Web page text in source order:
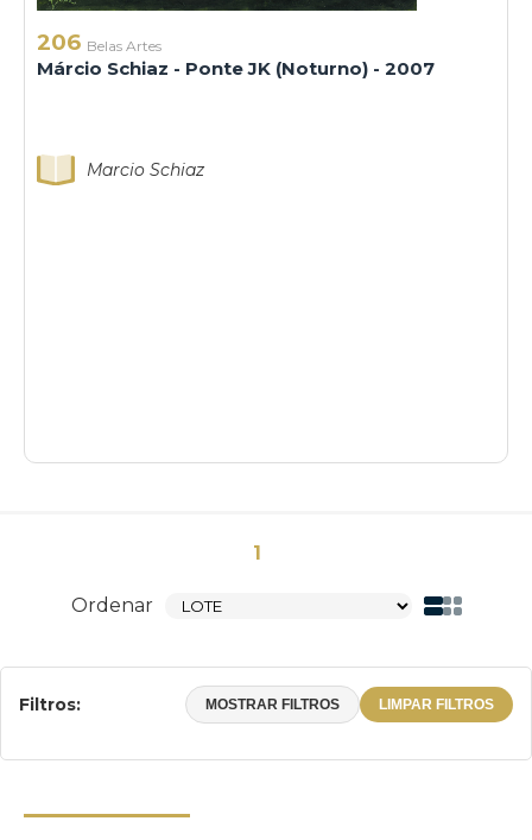
206 Belas Artes
Márcio Schiaz - Ponte JK (Noturno) - 2007
Marcio Schiaz
1
Ordenar
Filtros: MOSTRAR FILTROS LIMPAR FILTROS